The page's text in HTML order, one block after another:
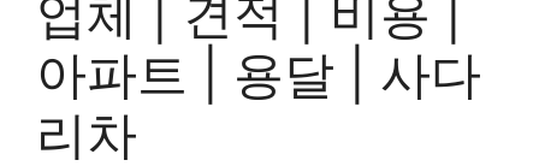
업체 | 견적 | 비용 |
아파트 | 용달 | 사다
리차